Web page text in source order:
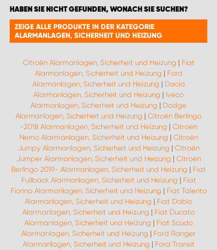
HABEN SIE NICHT GEFUNDEN, WONACH SIE SUCHEN?
ZEIGE ALLE PRODUKTE IN DER KATEGORIE
ALARMANLAGEN, SICHERHEIT UND HEIZUNG
Citroën Alarmanlagen, Sicherheit und Heizung | Fiat
Alarmanlagen, Sicherheit und Heizung | Ford
Alarmanlagen, Sicherheit und Heizung | Dacia
Alarmanlagen, Sicherheit und Heizung | Iveco
Alarmanlagen, Sicherheit und Heizung | Dodge
Alarmanlagen, Sicherheit und Heizung | Citroën Berlingo
-2018 Alarmanlagen, Sicherheit und Heizung | Citroën
Nemo Alarmanlagen, Sicherheit und Heizung | Citroën
Jumpy Alarmanlagen, Sicherheit und Heizung | Citroën
Jumper Alarmanlagen, Sicherheit und Heizung | Citroën
Berlingo 2019- Alarmanlagen, Sicherheit und Heizung | Fiat
Fullback Alarmanlagen, Sicherheit und Heizung | Fiat
Fiorino Alarmanlagen, Sicherheit und Heizung | Fiat Talento
Alarmanlagen, Sicherheit und Heizung | Fiat Doblo
Alarmanlagen, Sicherheit und Heizung | Fiat Ducato
Alarmanlagen, Sicherheit und Heizung | Fiat Scudo
Alarmanlagen, Sicherheit und Heizung | Ford Ranger
Alarmanlagen, Sicherheit und Heizung | Ford Transit